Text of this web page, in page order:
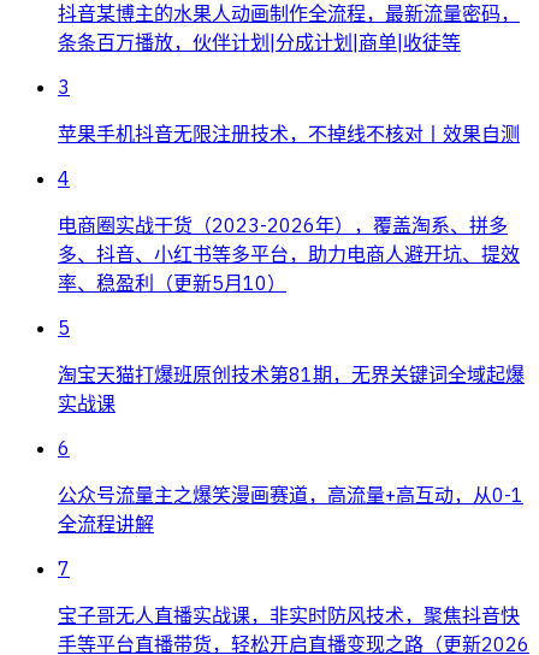
抖音某博主的水果人动画制作全流程，最新流量密码，
条条百万播放，伙伴计划|分成计划|商单|收徒等
3
苹果手机抖音无限注册技术，不掉线不核对丨效果自测
4
电商圈实战干货（2023-2026年），覆盖淘系、拼多
多、抖音、小红书等多平台，助力电商人避开坑、提效
率、稳盈利（更新5月10）
5
淘宝天猫打爆班原创技术第81期，无界关键词全域起爆
实战课
6
公众号流量主之爆笑漫画赛道，高流量+高互动，从0-1
全流程讲解
7
宝子哥无人直播实战课，非实时防风技术，聚焦抖音快
手等平台直播带货，轻松开启直播变现之路（更新2026